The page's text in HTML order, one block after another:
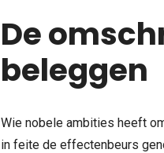
De
beleggen
Wie nobele ambities heeft
in feite de effectenbeurs